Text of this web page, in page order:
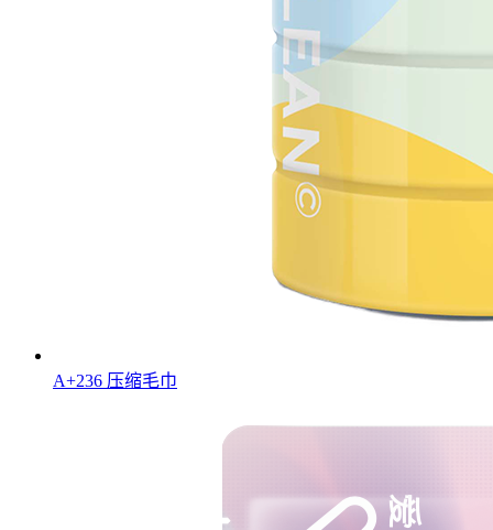
A+236 压缩毛巾